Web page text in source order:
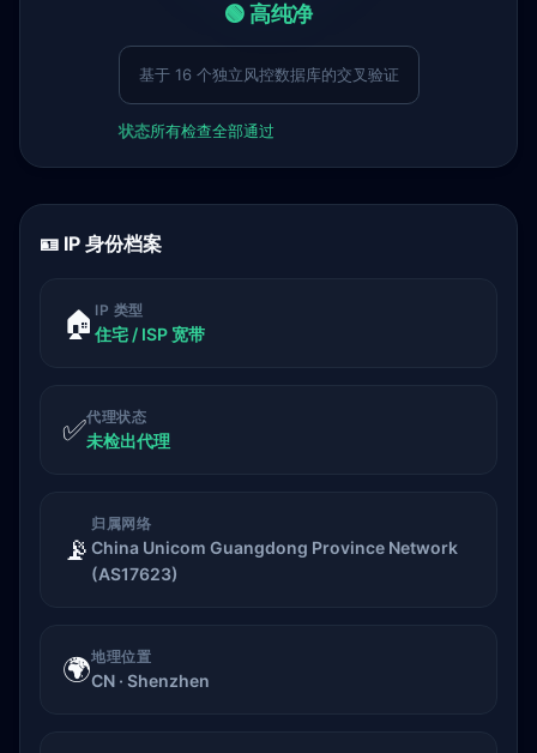
🟢 高纯净
基于 16 个独立风控数据库的交叉验证
状态所有检查全部通过
🪪 IP 身份档案
🏠 IP 类型
住宅 / ISP 宽带
✅代理状态
未检出代理
📡
归属网络
China Unicom Guangdong Province Network
(AS17623)
🌍地理位置
CN · Shenzhen